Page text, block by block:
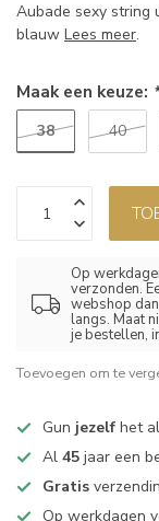
Aubade sexy string
blauw Lees meer.
Maak een keuze: *
38 40
Op
verzonden.
webshop
langs. Maat
je bestellen,
Toevoegen om te
Gun jezelf het
Al 45 jaar een
Gratis
Op werkdagen